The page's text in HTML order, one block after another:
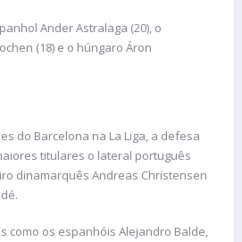
Ander Astralaga (20), o
(18) e o húngaro Áron
do Barcelona na La Liga, a defesa
titulares o lateral português
dinamarquês Andreas Christensen
como os espanhóis Alejandro Balde,